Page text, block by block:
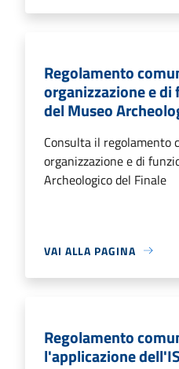
Regolamento
organizzazione e
del Museo
Consulta il regolamento
organizzazione e di
Archeologico del Finale
VAI ALLA PAGINA
Regolamento
l'applicazione